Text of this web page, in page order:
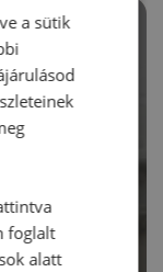
a sütik
foglalt
alatt